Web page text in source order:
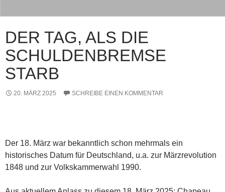
DER TAG, ALS DIE
SCHULDENBREMSE
STARB
20. MÄRZ 2025 SCHREIBE EINEN KOMMENTAR
Der 18. März war bekanntlich schon mehrmals ein
historisches Datum für Deutschland, u.a. zur Märzrevolution
1848 und zur Volkskammerwahl 1990.